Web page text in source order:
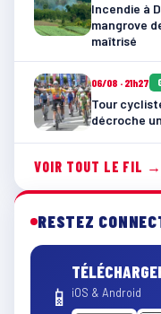
Incendie à
mangrove
maîtrisé
06/08 · 21h27
Tour
décroche
VOIR TOUT LE FIL →
RESTEZ
📱 iOS & Android